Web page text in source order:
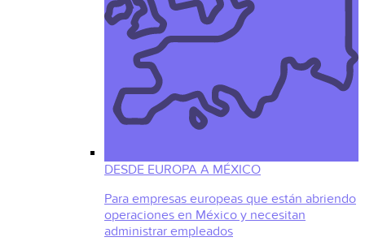
DESDE EUROPA A MÉXICO
Para empresas europeas que están abriendo
operaciones en México y necesitan
administrar empleados